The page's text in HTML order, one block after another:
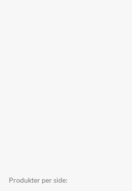
Produkter per side: